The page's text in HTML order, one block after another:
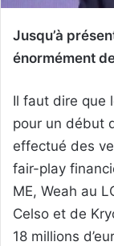
Jusqu’à
énormément
Il faut dire que
pour un début
effectué des
fair-play
ME, Weah au
Celso et de
18 millions